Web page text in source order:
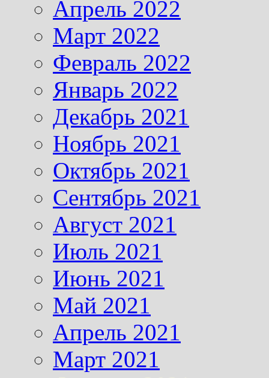
Апрель 2022
Март 2022
Февраль 2022
Январь 2022
Декабрь 2021
Ноябрь 2021
Октябрь 2021
Сентябрь 2021
Август 2021
Июль 2021
Июнь 2021
Май 2021
Апрель 2021
Март 2021